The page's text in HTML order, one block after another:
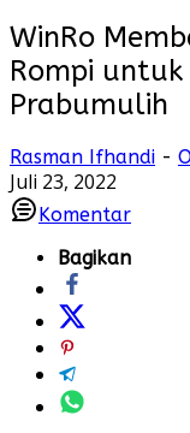
WinRo
Rompi
Prabumulih
Rasman Ifhandi -
Juli 23, 2022
Komentar
Bagikan